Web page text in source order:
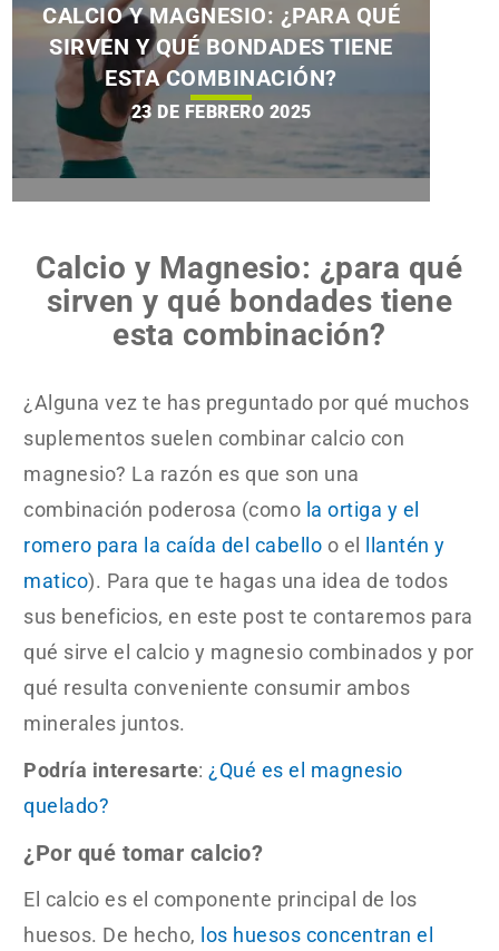
CALCIO Y MAGNESIO: ¿PARA QUÉ
SIRVEN Y QUÉ BONDADES TIENE
ESTA COMBINACIÓN?
23 DE FEBRERO 2025
Calcio y Magnesio: ¿para qué
sirven y qué bondades tiene
esta combinación?
¿Alguna vez te has preguntado por qué muchos
suplementos suelen combinar calcio con
magnesio? La razón es que son una
combinación poderosa (como la ortiga y el
romero para la caída del cabello o el
llantén y
matico). Para que te hagas una idea de todos
sus beneficios, en este post te contaremos para
qué sirve el calcio y magnesio combinados y por
qué resulta conveniente consumir ambos
minerales juntos.
Podría interesarte:¿Qué es el magnesio
quelado?
¿Por qué tomar calcio?
El calcio es el componente principal de los
huesos. De hecho, los huesos concentran el